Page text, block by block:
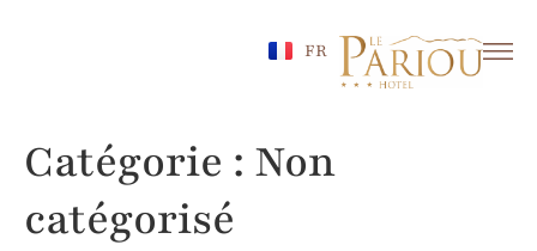
FR
DE
Catégorie : Non
catégorisé